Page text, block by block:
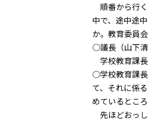
順番から行
中で、途中途
か。教育委員
○議長（山下
学校教育課長
○学校教育課
て、それに係
めているところ
先ほどおっ